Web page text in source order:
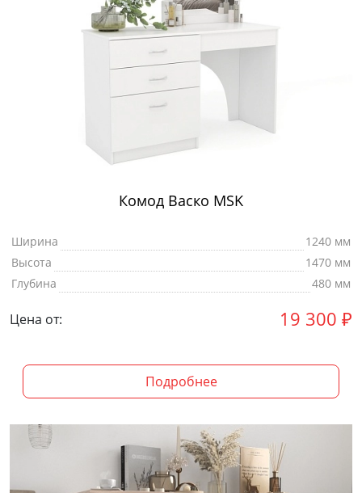
Комод Васко MSK
Ширина
1240 мм
Высота
1470 мм
Глубина
480 мм
Цена от: 19 300 ₽
Подробнее